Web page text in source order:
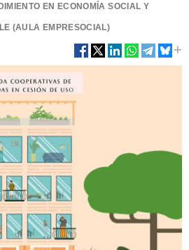
EN ECONOMÍA SOCIAL Y
(AULA EMPRESOCIAL)